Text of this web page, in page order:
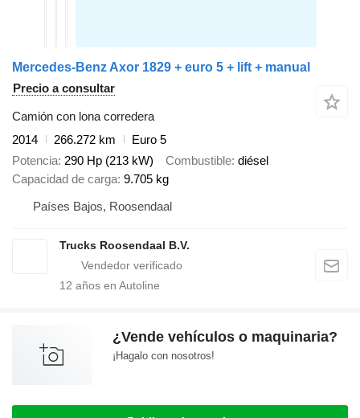
Mercedes-Benz Axor 1829 + euro 5 + lift + manual
Precio a consultar
Camión con lona corredera
2014
266.272 km
Euro 5
Potencia 290 Hp (213 kW) Combustible diésel
Capacidad de carga 9.705 kg
Países Bajos, Roosendaal
Trucks Roosendaal B.V.
12 años en Autoline
¿Vende vehículos o maquinaria?
¡Hagalo con nosotros!